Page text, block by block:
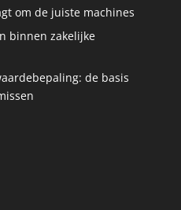
om de juiste machines
binnen zakelijke
de basis